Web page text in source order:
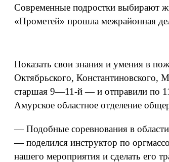
Современные подростки выбирают
«Прометей» прошла межрайонная
Показать свои знания и умения в
Октябрьского, Константиновского,
старшая 9—11-й — и отправили по
Амурское областное отделение
— Подобные соревнования в области
— поделился инструктор по
нашего мероприятия и сделать его